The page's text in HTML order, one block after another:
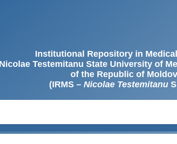
Institutional Repository in
Testemitanu State University of
of the Republic of
(IRMS – Nicolae Testemitanu